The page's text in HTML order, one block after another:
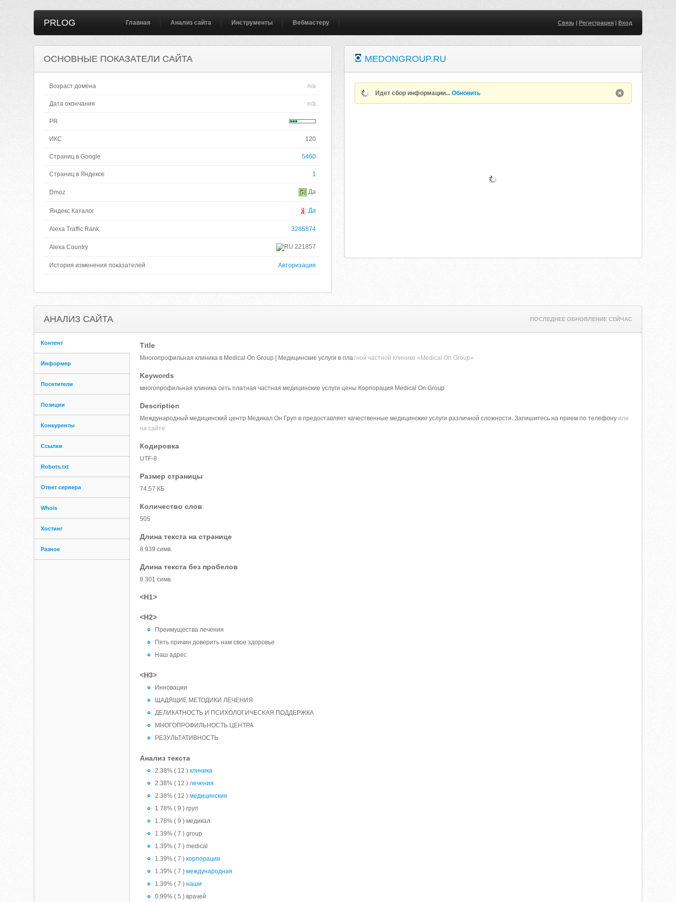
PRLOG Главная Анализ сайта Инструменты Вебмастеру Связь| Регистрация| Вход
ОСНОВНЫЕ ПОКАЗАТЕЛИ САЙТА
Возраст домена n/a
Дата окончания n/a
PR
ИКС 120
Страниц в Google 5460
Страниц в Яндексе 1
Dmoz Да
Яндекс Каталог Да
Alexa Traffic Rank 3285874
Alexa Country 221857
История изменения показателей Авторизация
MEDONGROUP.RU
Идет сбор информации...Обновить
АНАЛИЗ САЙТА ПОСЛЕДНЕЕ ОБНОВЛЕНИЕ СЕЙЧАС
Контент
Информер
Посетители
Позиции
Конкуренты
Ссылки
Robots.txt
Ответ сервера
Whois
Хостинг
Разное
Title
Многопрофильная клиника в Medical On Group | Медицинские услуги в платной частной клинике «Medical On Group»
Keywords
многопрофильная клиника сеть платная частная медицинские услуги цены Корпорация Medical On Group
Description
Международный медицинский центр Медикал Он Груп в предоставляет качественные медицинские услуги различной сложности. Запишитесь на прием по телефону или
на сайте.
Кодировка
UTF-8
Размер страницы
74.57 КБ
Количество слов
505
Длина текста на странице
8 939 симв.
Длина текста без пробелов
8 301 симв.
<H1>
<H2>
Преимущества лечения
Пять причин доверить нам свое здоровье
Наш адрес
<H3>
Инновации
ЩАДЯЩИЕ МЕТОДИКИ ЛЕЧЕНИЯ
ДЕЛИКАТНОСТЬ И ПСИХОЛОГИЧЕСКАЯ ПОДДЕРЖКА
МНОГОПРОФИЛЬНОСТЬ ЦЕНТРА
РЕЗУЛЬТАТИВНОСТЬ
Анализ текста
2.38% ( 12 )клиника
2.38% ( 12 )лечения
2.38% ( 12 )медицинские
1.78% ( 9 ) груп
1.78% ( 9 ) медикал
1.39% ( 7 ) group
1.39% ( 7 ) medical
1.39% ( 7 )корпорации
1.39% ( 7 )международная
1.39% ( 7 )наши
0.99% ( 5 ) врачей